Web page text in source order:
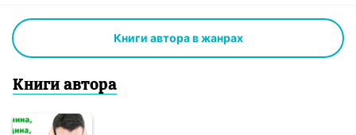
Книги автора в жанрах
Книги автора